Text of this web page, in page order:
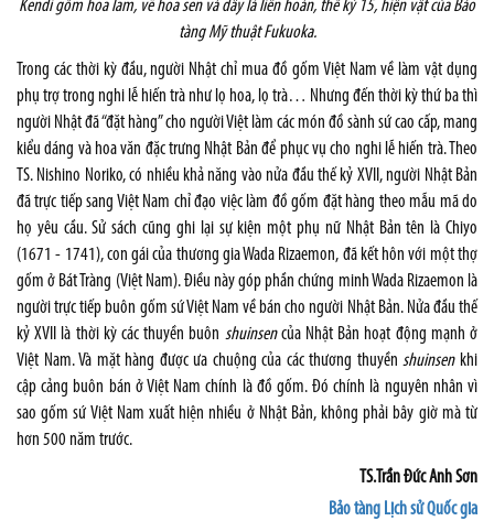
Kendi gồm hoa lam, vẽ hoa sen và dây lá liên hoàn, thế kỷ 15, hiện vật của Bảo
tàng Mỹ thuật Fukuoka.
Trong các thời kỳ đầu, người Nhật chỉ mua đồ gốm Việt Nam về làm vật dụng
phụ trợ trong nghi lễ hiến trà như lọ hoa, lọ trà… Nhưng đến thời kỳ thứ ba thì
người Nhật đã “đặt hàng” cho người Việt làm các món đồ sành sứ cao cấp, mang
kiểu dáng và hoa văn đặc trưng Nhật Bản để phục vụ cho nghi lễ hiến trà. Theo
TS. Nishino Noriko, có nhiều khả năng vào nửa đầu thế kỷ XVII, người Nhật Bản
đã trực tiếp sang Việt Nam chỉ đạo việc làm đồ gốm đặt hàng theo mẫu mã do
họ yêu cầu. Sử sách cũng ghi lại sự kiện một phụ nữ Nhật Bản tên là Chiyo
(1671 - 1741), con gái của thương gia Wada Rizaemon, đã kết hôn với một thợ
gốm ở Bát Tràng (Việt Nam). Điều này góp phần chứng minh Wada Rizaemon là
người trực tiếp buôn gốm sứ Việt Nam về bán cho người Nhật Bản. Nửa đầu thế
kỷ XVII là thời kỳ các thuyền buôn shuinsencủa Nhật Bản hoạt động mạnh ở
Việt Nam. Và mặt hàng được ưa chuộng của các thương thuyềnshuinsenkhi
cập cảng buôn bán ở Việt Nam chính là đồ gốm. Đó chính là nguyên nhân vì
sao gốm sứ Việt Nam xuất hiện nhiều ở Nhật Bản, không phải bây giờ mà từ
hơn 500 năm trước.
TS.Trần Đức Anh Sơn
Bảo tàng Lịch sử Quốc gia